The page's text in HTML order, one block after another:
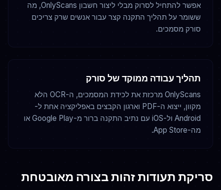
אפשר להתחיל לסרוק מבלי ליצור חשבון OnlyScans, מה
ששומר על תהליך התקנה קצר עבור אנשים שרק צריכים
סורק מסמכים.
תהליך עבודה ממוקד של סורק
OnlyScans מרכזת את לכידת המסמכים, ה-OCR הלא
מקוון, ייצוא ה-PDF וארגון הקבצים באפליקציה אחת ל-
Android ול-iOS עם נתיב התקנה ברור מ-Google Play או
מה-App Store.
סריקת תעודות זהות בצורה מאובטחת